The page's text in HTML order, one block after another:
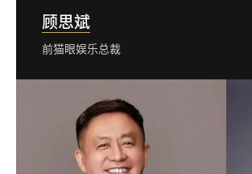
顾思斌
前猫眼娱乐总裁